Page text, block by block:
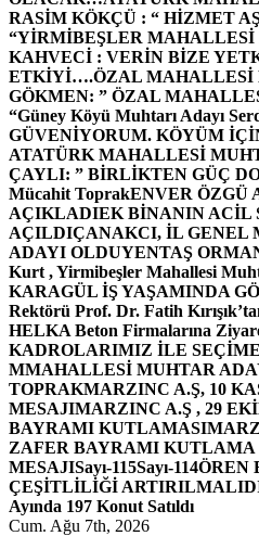
RASİM KÖKÇÜ : “ HİZMET
“YİRMİBEŞLER
KAHVECİ : VERİN BİZE
ETKİYİ….ÖZAL MAHALLESİ
GÖKMEN: ” ÖZAL
“Güney Köyü Muhtarı Adayı
GÜVENİYORUM. KÖYÜM
ATATÜRK MAHALLESİ
ÇAYLI: ” BİRLİKTEN GÜÇ
Mücahit ToprakENVER ÖZGÜ
AÇIKLADIEK BİNANIN ACİL
AÇILDIÇANAKCI, İL GENEL
ADAYI OLDUYENTAŞ
Kurt , Yirmibeşler Mahallesi
KARAGÜL İŞ YAŞAMINDA
Rektörü Prof. Dr. Fatih
HELKA Beton Firmalarına
KADROLARIMIZ İLE
MMAHALLESİ MUHTAR
TOPRAKMARZINC A.Ş, 10
MESAJIMARZINC A.Ş , 29
BAYRAMI KUTLAMASI
ZAFER BAYRAMI KUTLAMA
MESAJISayı-115Sayı-114ÖREN
ÇEŞİTLİLİĞİ
Ayında 197 Konut Satıldı
Cum. Ağu 7th, 2026